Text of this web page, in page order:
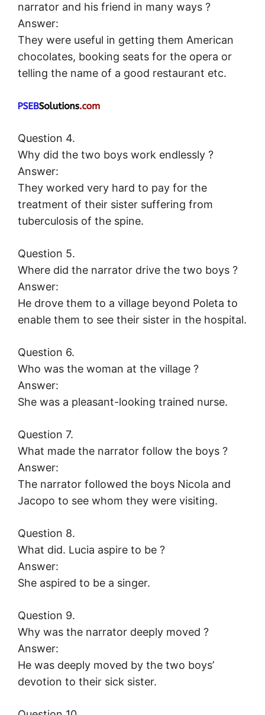
narrator and his friend in many ways ?
Answer:
They were useful in getting them American
chocolates, booking seats for the opera or
telling the name of a good restaurant etc.
Question 4.
Why did the two boys work endlessly ?
Answer:
They worked very hard to pay for the
treatment of their sister suffering from
tuberculosis of the spine.
Question 5.
Where did the narrator drive the two boys ?
Answer:
He drove them to a village beyond Poleta to
enable them to see their sister in the hospital.
Question 6.
Who was the woman at the village ?
Answer:
She was a pleasant-looking trained nurse.
Question 7.
What made the narrator follow the boys ?
Answer:
The narrator followed the boys Nicola and
Jacopo to see whom they were visiting.
Question 8.
What did. Lucia aspire to be ?
Answer:
She aspired to be a singer.
Question 9.
Why was the narrator deeply moved ?
Answer:
He was deeply moved by the two boys’
devotion to their sick sister.